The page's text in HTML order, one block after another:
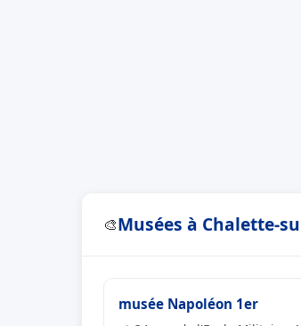
🎨Musées à Chalette-
musée Napoléon 1er